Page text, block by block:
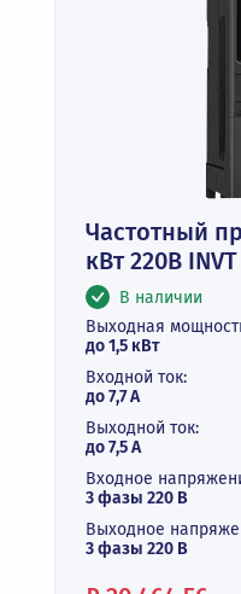
Частотный
кВт 220В
В наличии
Выходная
до 1,5 кВт
Входной ток:
до 7,7 А
Выходной ток:
до 7,5 А
Входное
3 фазы 220 В
Выходное
3 фазы 220 В